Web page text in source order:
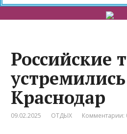
Российские
Краснодар
09.02.2025 ОТДЫХ Комментарии: